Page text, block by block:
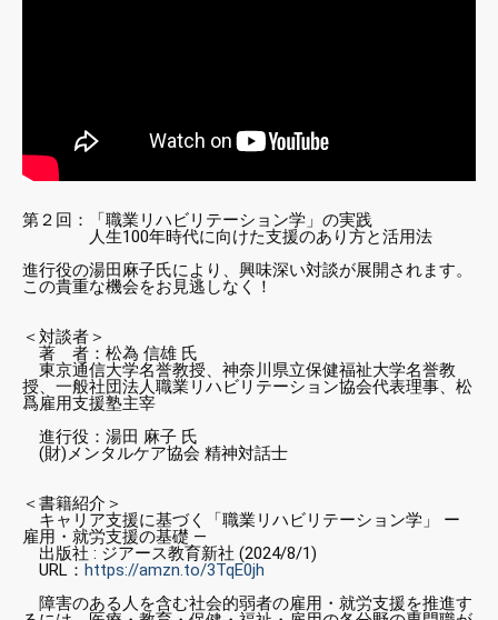
第２回：「職業リハビリテーション学」の実践
人生100年時代に向けた支援のあり方と活用法
進行役の湯田麻子氏により、興味深い対談が展開されます。
この貴重な機会をお見逃しなく！
＜対談者＞
著 者：松為 信雄 氏
東京通信大学名誉教授、神奈川県立保健福祉大学名誉教
授、一般社団法人職業リハビリテーション協会代表理事、松
爲雇用支援塾主宰
進行役：湯田 麻子 氏
(財)メンタルケア協会 精神対話士
＜書籍紹介＞
キャリア支援に基づく「職業リハビリテーション学」 ー
雇用・就労支援の基礎 —
出版社 ‏: ‎ジアース教育新社 (2024/8/1)
URL： https://amzn.to/3TqE0jh
障害のある人を含む社会的弱者の雇用・就労支援を推進す